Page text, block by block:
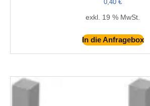
0,40 €
exkl. 19 % MwSt.
In die Anfragebox